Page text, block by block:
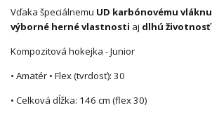
Vďaka špeciálnemu UD karbónovému vláknu
výborné herné vlastnosti aj dlhú životnosť
Kompozitová hokejka - Junior
• Amatér • Flex (tvrdosť): 30
• Celková dĺžka: 146 cm (flex 30)